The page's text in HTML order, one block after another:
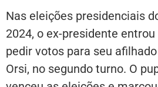
Nas eleições presidenciais
2024, o ex-presidente
pedir votos para seu
Orsi, no segundo turno. O